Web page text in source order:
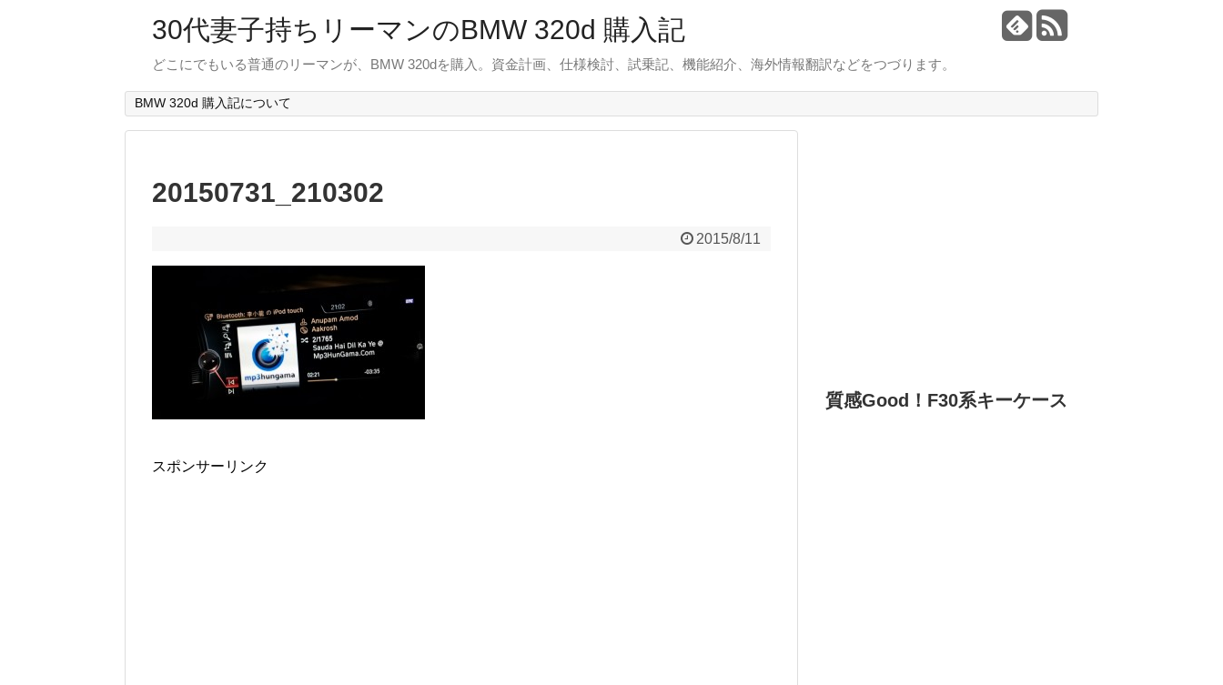
30代妻子持ちリーマンのBMW 320d 購入記
どこにでもいる普通のリーマンが、BMW 320dを購入。資金計画、仕様検討、試乗記、機能紹介、海外情報翻訳などをつづります。
BMW 320d 購入記について
20150731_210302
2015/8/11
スポンサーリンク
質感Good！F30系キーケース